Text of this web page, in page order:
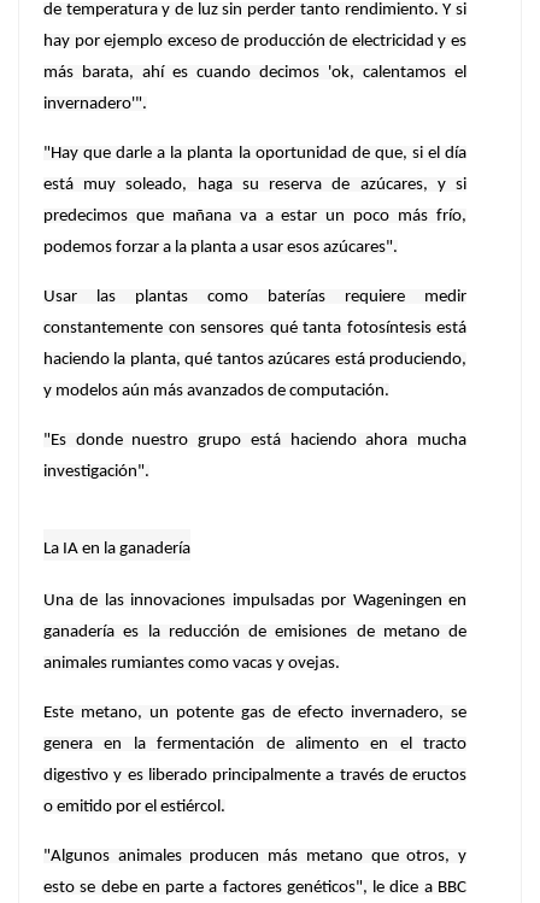
de temperatura y de luz sin perder tanto rendimiento. Y si
hay por ejemplo exceso de producción de electricidad y es
más barata, ahí es cuando decimos 'ok, calentamos el
invernadero'".
"Hay que darle a la planta la oportunidad de que, si el día
está muy soleado, haga su reserva de azúcares, y si
predecimos que mañana va a estar un poco más frío,
podemos forzar a la planta a usar esos azúcares".
Usar las plantas como baterías requiere medir
constantemente con sensores qué tanta fotosíntesis está
haciendo la planta, qué tantos azúcares está produciendo,
y modelos aún más avanzados de computación.
"Es donde nuestro grupo está haciendo ahora mucha
investigación".
La IA en la ganadería
Una de las innovaciones impulsadas por Wageningen en
ganadería es la reducción de emisiones de metano de
animales rumiantes como vacas y ovejas.
Este metano, un potente gas de efecto invernadero, se
genera en la fermentación de alimento en el tracto
digestivo y es liberado principalmente a través de eructos
o emitido por el estiércol.
"Algunos animales producen más metano que otros, y
esto se debe en parte a factores genéticos", le dice a BBC